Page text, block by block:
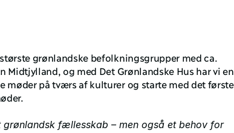
grønlandske befolkningsgrupper med ca.
Midtjylland, og med Det Grønlandske Hus har vi en
møder på tværs af kulturer og starte med det første
fællesskab – men også et behov for